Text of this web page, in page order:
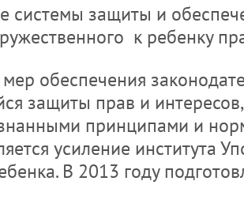
системы защиты и
к ребенку
обеспечения
защиты прав и интересов,
принципами и
усиление института
В 2013 году